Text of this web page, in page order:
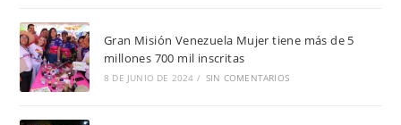
Gran Misión Venezuela Mujer tiene más de 5
millones 700 mil inscritas
8 DE JUNIO DE 2024 / SIN COMENTARIOS